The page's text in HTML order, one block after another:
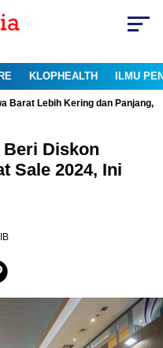
KLOPHEALTH ILMU
Barat Lebih Kering dan Panjang,
Beri Diskon
Sale 2024, Ini